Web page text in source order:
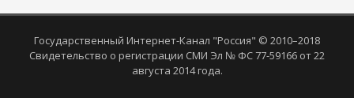
Государственный Интернет-Канал "Россия" © 2010–2018
Свидетельство о регистрации СМИ Эл № ФС 77-59166 от 22
августа 2014 года.